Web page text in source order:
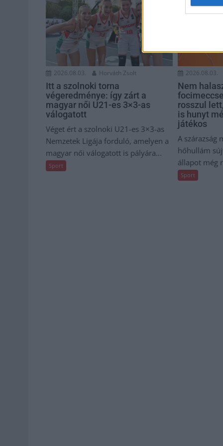
2026.08.03. Horváth Zsolt
Itt a szolnoki torna
végeredménye: így zárt a
magyar női U21-es 3×3-as
válogatott
Véget ért a szolnoki U21-es 3×3-as
Nemzetek Ligája forduló, amelyen a
magyar női válogatott is pályára...
Sport
2026.08.03.
Nem
rosszul
is hunyt
játékos
A szárazság
hőhullám
állapot még
Sport